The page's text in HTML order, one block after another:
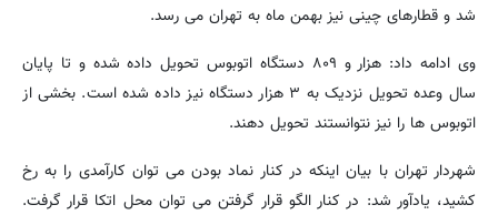
شد و قطارهای چینی نیز بهمن ماه به تهران می رسد.
وی ادامه داد: هزار و ۸۰۹ دستگاه اتوبوس تحویل داده شده و تا پایان
سال وعده تحویل نزدیک به ۳ هزار دستگاه نیز داده شده است. بخشی از
اتوبوس ها را نیز نتوانستند تحویل دهند.
شهردار تهران با بیان اینکه در کنار نماد بودن می توان کارآمدی را به رخ
کشید، یادآور شد: در کنار الگو قرار گرفتن می توان محل اتکا قرار گرفت.